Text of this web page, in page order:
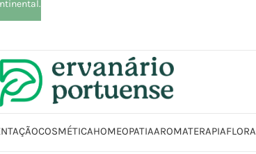
COSMÉTICAHOMEOPATIAAROMATERAPIA